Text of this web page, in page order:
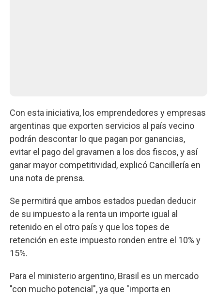
Con esta iniciativa, los emprendedores y empresas
argentinas que exporten servicios al país vecino
podrán descontar lo que pagan por ganancias,
evitar el pago del gravamen a los dos fiscos, y así
ganar mayor competitividad, explicó Cancillería en
una nota de prensa.
Se permitirá que ambos estados puedan deducir
de su impuesto a la renta un importe igual al
retenido en el otro país y que los topes de
retención en este impuesto ronden entre el 10% y
15%.
Para el ministerio argentino, Brasil es un mercado
"con mucho potencial", ya que "importa en